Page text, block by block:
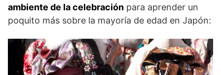
ambiente de la celebración para aprender un
poquito más sobre la mayoría de edad en Japón: